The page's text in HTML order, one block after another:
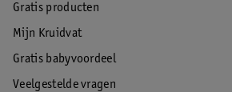
Gratis producten
Mijn Kruidvat
Gratis babyvoordeel
Veelgestelde vragen